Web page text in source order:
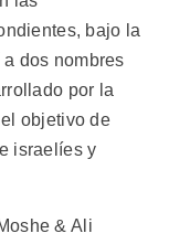
bajo la
dos nombres
por la
objetivo de
israelíes y
& Ali